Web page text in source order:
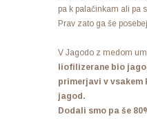
pa k palačinkam ali pa
Prav zato ga še
V Jagodo z medom
liofilizerane bio
primerjavi v vsakem
jagod.
Dodali smo pa še